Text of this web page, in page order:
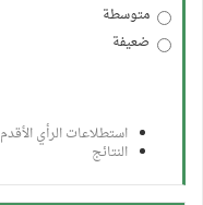
متوسطة
ضعيفة
استطلاعات الرأي الأقدم
النتائج